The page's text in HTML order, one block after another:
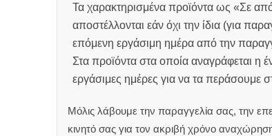
Τα χαρακτηρισμένα προϊόντα ως «Σε
αποστέλλονται εάν όχι την ίδια (για
επόμενη εργάσιμη ημέρα από την
Στα προϊόντα στα οποία αναγράφεται η
εργάσιμες ημέρες για να τα περάσουμε
Μόλις λάβουμε την παραγγελία σας, την
κινητό σας για τον ακριβή χρόνο